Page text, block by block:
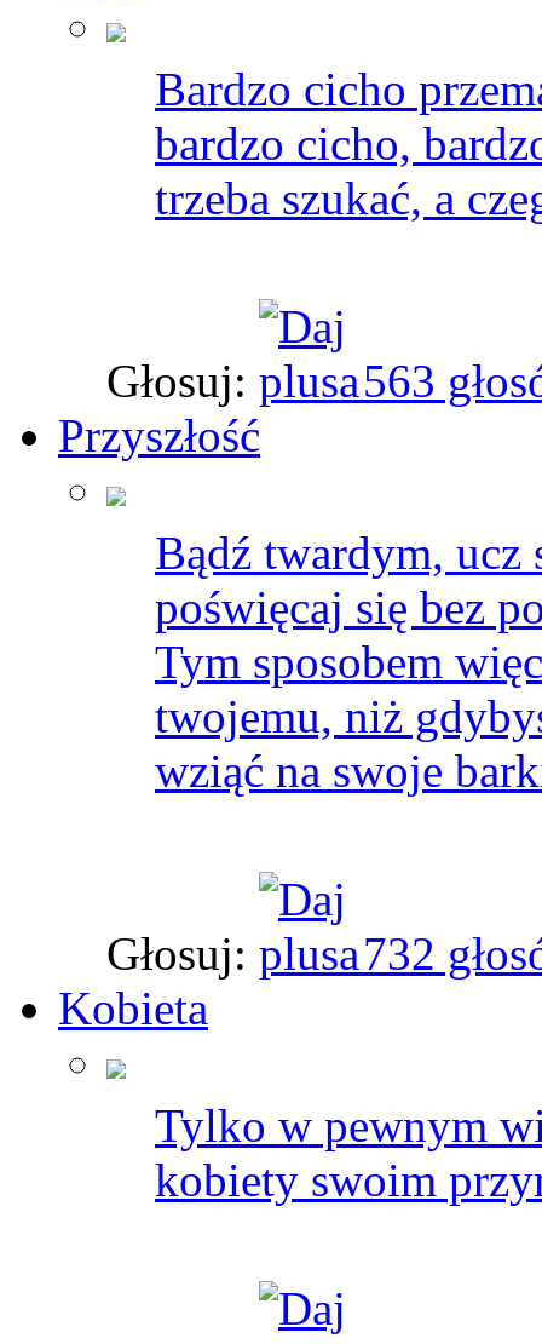
Bardzo cicho
bardzo cicho,
trzeba szukać, a
Głosuj:
563
Przyszłość
Bądź twardym, ucz
poświęcaj się bez
Tym sposobem
twojemu, niż
wziąć na swoje
Głosuj:
732
Kobieta
Tylko w pewnym
kobiety swoim